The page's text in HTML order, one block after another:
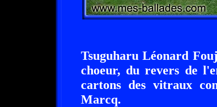
Tsuguharu Léonard
choeur, du revers de
cartons des vitraux
Marcq.